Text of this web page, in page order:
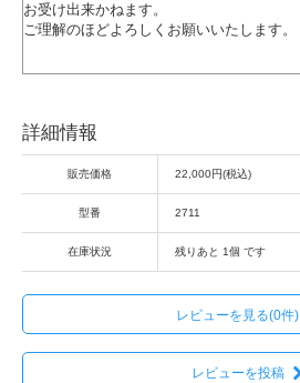
お受け出来かねます。
ご理解のほどよろしくお願いいたします。
詳細情報
販売価格 22,000円(税込)
型番 2711
在庫状況 残りあと 1個 です
レビューを見る(0件)
レビューを投稿